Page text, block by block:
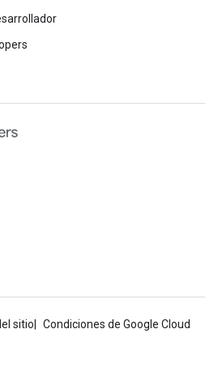
sitio
Condiciones de Google Cloud